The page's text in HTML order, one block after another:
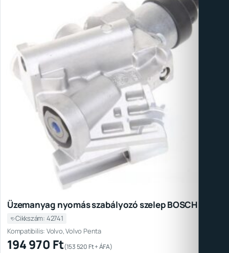
Üzemanyag nyomás szabályozó szelep BOSCH
Cikkszám: 42741
Kompatibilis: Volvo, Volvo Penta
194 970 Ft(153 520Ft+ ÁFA)